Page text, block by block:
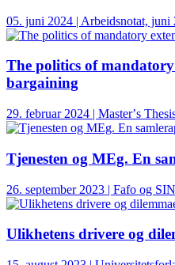
05. juni 2024 | Arbeidsnotat, juni
The politics of
bargaining
29. februar 2024 | Masterʼs
Tjenesten og MEg. En
26. september 2023 | Fafo og
Ulikhetens drivere og